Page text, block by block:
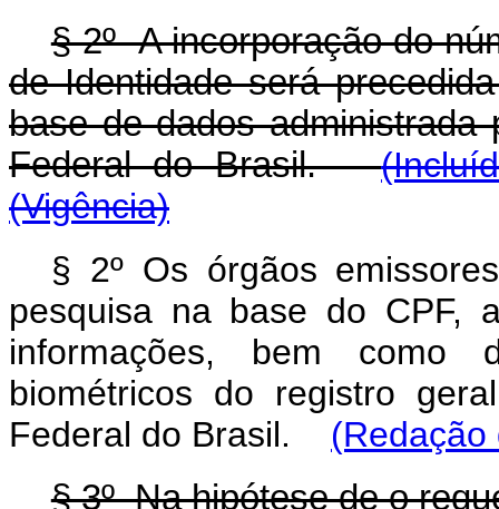
§ 2º A incorporação do
de Identidade será
base de dados administrada
Federal do Brasil.
(Vigência)
§ 2º Os órgãos
pesquisa na base do CPF,
informações, bem como
biométricos do registro
Federal do Brasil.
(Redação
§ 3º Na hipótese de o